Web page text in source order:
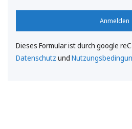
Anmelden
Dieses Formular ist durch google
Datenschutz und